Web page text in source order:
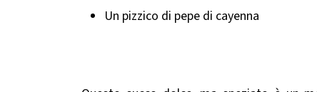
Un pizzico di pepe di cayenna